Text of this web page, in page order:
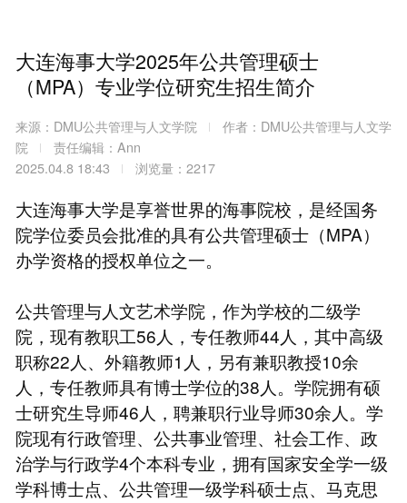
大连海事大学2025年公共管理硕士
（MPA）专业学位研究生招生简介
来源：DMU公共管理与人文学院
作者：DMU公共管理与人文学
院
责任编辑：Ann
2025.04.8 18:43
浏览量：2217
大连海事大学是享誉世界的海事院校，是经国务
院学位委员会批准的具有公共管理硕士（MPA）
办学资格的授权单位之一。
公共管理与人文艺术学院，作为学校的二级学
院，现有教职工56人，专任教师44人，其中高级
职称22人、外籍教师1人，另有兼职教授10余
人，专任教师具有博士学位的38人。学院拥有硕
士研究生导师46人，聘兼职行业导师30余人。学
院现有行政管理、公共事业管理、社会工作、政
治学与行政学4个本科专业，拥有国家安全学一级
学科博士点、公共管理一级学科硕士点、马克思